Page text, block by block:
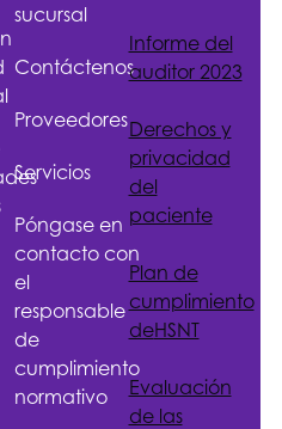
sucursal
Contáctenos
Proveedores
Servicios
Póngase en
contacto con
el
responsable
de
cumplimiento
normativo
Informe del
auditor 2023
Derechos y
privacidad
del
paciente
Plan de
cumplimiento
deHSNT
Evaluación
de las